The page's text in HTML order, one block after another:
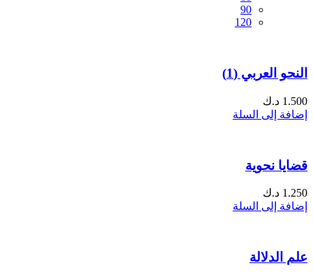
90
120
النحو العربي (1)
1.500 د.ك
إضافة إلى السلة
قضايا نحوية
1.250 د.ك
إضافة إلى السلة
علم الدلالة